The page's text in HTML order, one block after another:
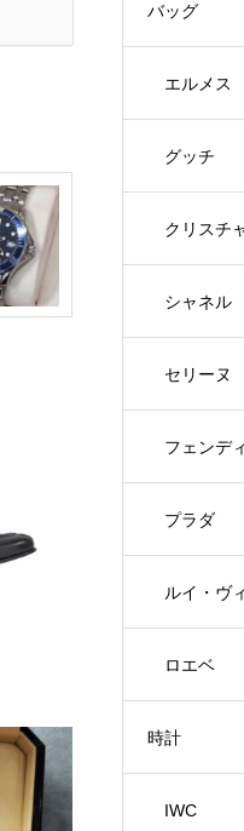
バッグ
エルメス
グッチ
クリスチ
シャネル
セリーヌ
フェンディ
プラダ
ルイ・ヴ
ロエベ
時計
IWC